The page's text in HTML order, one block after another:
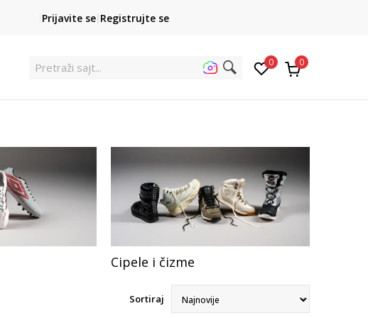
POZOVITE NAS
011 422 1422
Prijavite se Registrujte se
Pretraži s 0 0
Cipele i čizme
Sortiraj